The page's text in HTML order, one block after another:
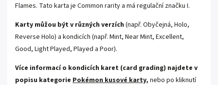
Flames. Tato karta je Common rarity a má regulační značku I.
Karty můžou být v různých verzích (např. Obyčejná, Holo,
Reverse Holo) a kondicích (např. Mint, Near Mint, Excellent,
Good, Light Played, Played a Poor).
Více informací o kondicích karet (card grading) najdete v
popisu kategorie Pokémon kusové karty, nebo po kliknutí